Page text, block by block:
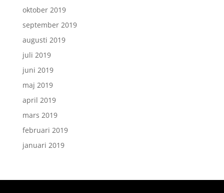
oktober 2019
september 2019
augusti 2019
juli 2019
juni 2019
maj 2019
april 2019
mars 2019
februari 2019
januari 2019